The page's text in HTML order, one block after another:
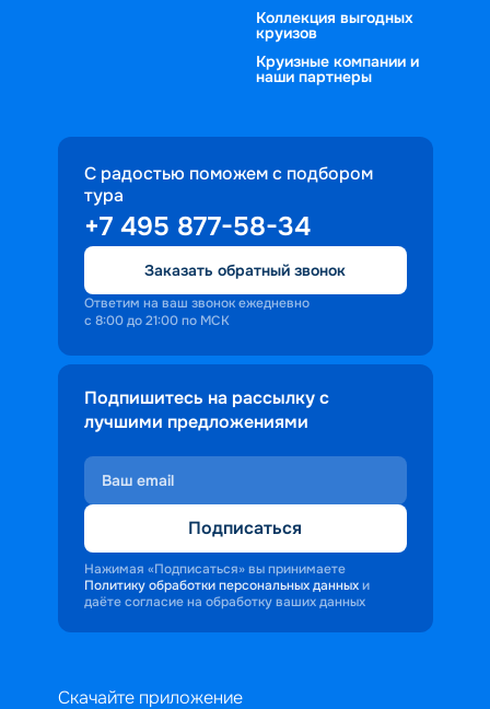
Коллекция выгодных
круизов
Круизные компании и
наши партнеры
С радостью поможем с подбором
тура
+7 495 877-58-34
Заказать обратный звонок
Ответим на ваш звонок ежедневно
с 8:00 до 21:00 по МСК
Подпишитесь на рассылку с
лучшими предложениями
Подписаться
Нажимая «Подписаться» вы принимаете
Политику обработки персональных данных и
даёте согласие на обработку ваших данных
Скачайте приложение